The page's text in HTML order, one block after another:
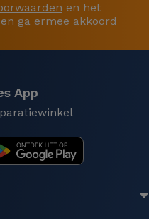
en het
ga ermee akkoord
App